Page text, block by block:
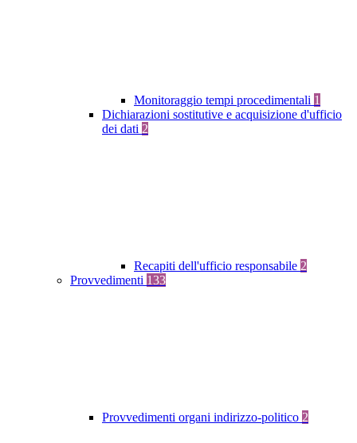
Monitoraggio tempi procedimentali 1
Dichiarazioni sostitutive e acquisizione d'ufficio
dei dati 2
Recapiti dell'ufficio responsabile 2
Provvedimenti 133
Provvedimenti organi indirizzo-politico 2